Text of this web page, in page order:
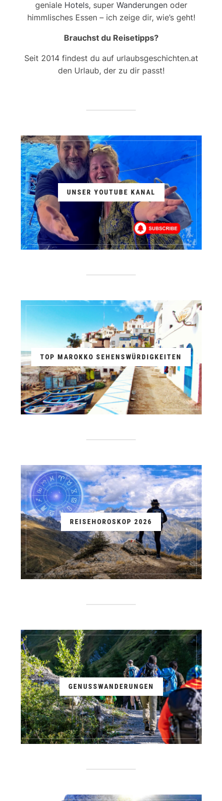
geniale Hotels, super Wanderungenoder
himmlisches Essen – ich zeige dir, wie’s geht!
Brauchst du Reisetipps?
Seit 2014 findest du auf urlaubsgeschichten.at
den Urlaub, der zu dir passt!
UNSER YOUTUBE KANAL
TOP MAROKKO SEHENSWÜRDIGKEITEN
REISEHOROSKOP 2026
GENUSSWANDERUNGEN